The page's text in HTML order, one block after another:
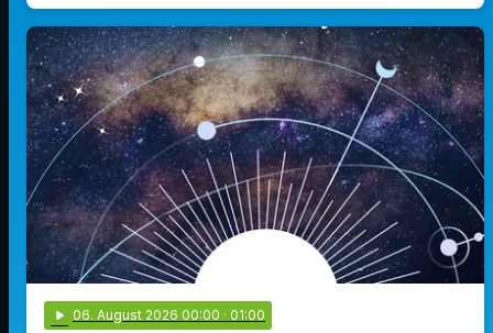
play_arrow 06. August 2026 00:00 · 01:00